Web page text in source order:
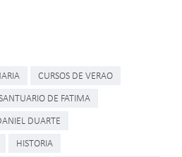
CURSOS DE VERAO
DE FATIMA
DUARTE
HISTORIA